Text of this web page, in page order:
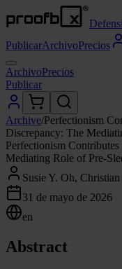
PublicarArchivoPrecios
ArchivoPrecios
Publicar
Archive/Perfectionism
Discrepancy: The
Perfectionism
Mediating Role of Pre-
Susie Y. Oh,
31 de mayo de 2026
en
Abstract